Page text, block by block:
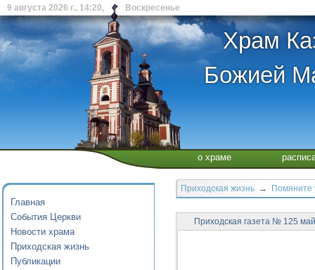
9 августа 2026 г., 14:20, Воскресенье
Храм
Божией
о храме
Главная
События Церкви
Новости храма
Приходская жизнь
Публикации
Приходская жизнь → Помяните
Приходская газета № 125